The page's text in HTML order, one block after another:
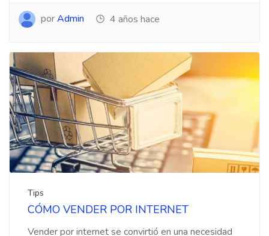
porAdmin 4 años hace
Tips
CÓMO VENDER POR INTERNET
Vender por internet se convirtió en una necesidad